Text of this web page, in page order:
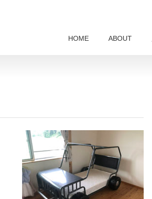
HOME ABOUT